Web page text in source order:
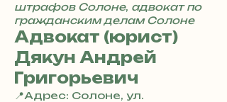
штрафов Солоне, адвокат по
гражданским делам Солоне
Адвокат (юрист)
Дякун Андрей
Григорьевич
📍Адрес: Солоне, ул.